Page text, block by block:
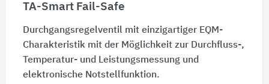
TA-Smart Fail-Safe
Durchgangsregelventil mit einzigartiger EQM-
Charakteristik mit der Möglichkeit zur Durchfluss-,
Temperatur- und Leistungsmessung und
elektronische Notstellfunktion.